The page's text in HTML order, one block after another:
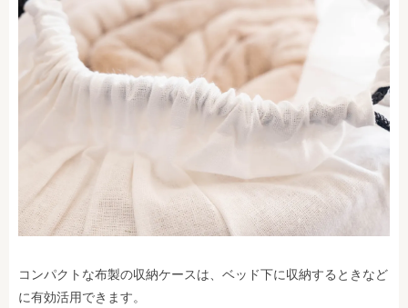
コンパクトな布製の収納ケースは、ベッド下に収納するときなど
に有効活用できます。